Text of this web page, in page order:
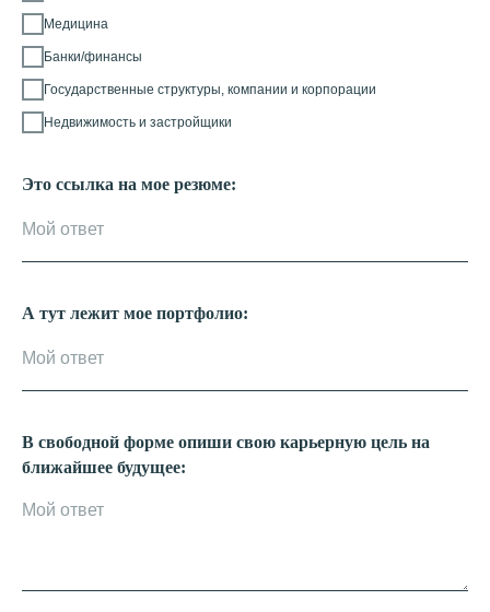
Медицина
Банки/финансы
Государственные структуры, компании и корпорации
Недвижимость и застройщики
Это ссылка на мое резюме:
А тут лежит мое портфолио:
В свободной форме опиши свою карьерную цель на
ближайшее будущее: